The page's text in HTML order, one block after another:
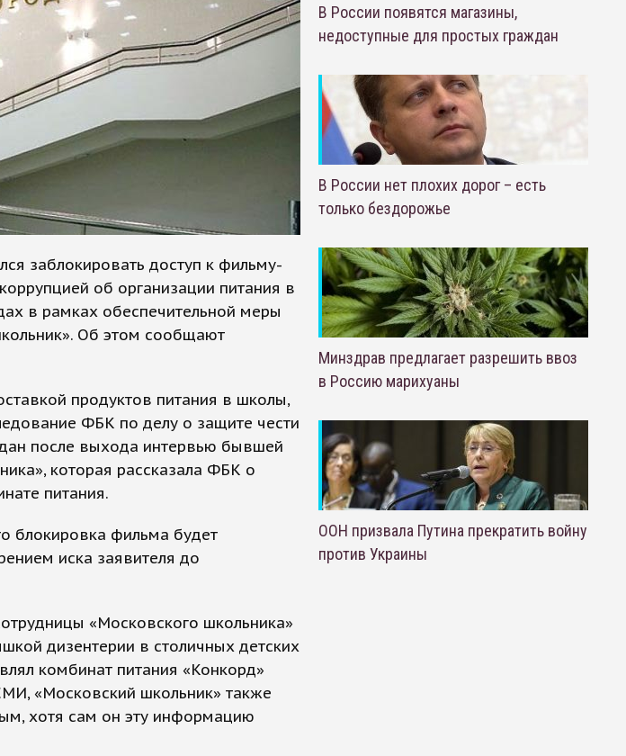
заблокировать доступ к фильму-
об организации питания в
в рамках обеспечительной меры
Об этом сообщают
продуктов питания в школы,
ФБК по делу о защите чести
после выхода интервью бывшей
которая рассказала ФБК о
питания.
блокировка фильма будет
иска заявителя до
«Московского школьника»
дизентерии в столичных детских
комбинат питания «Конкорд»
«Московский школьник» также
хотя сам он эту информацию
В России появятся магазины,
недоступные для простых граждан
В России нет плохих дорог – есть
только бездорожье
Минздрав предлагает разрешить ввоз
в Россию марихуаны
ООН призвала Путина прекратить войну
против Украины